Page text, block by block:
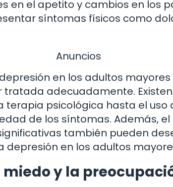
en el apetito y cambios en los
síntomas físicos como
Anuncios
en los adultos
adecuadamente.
terapia psicológica hasta el
de los síntomas. Además, el
también pueden
en los adultos
y la